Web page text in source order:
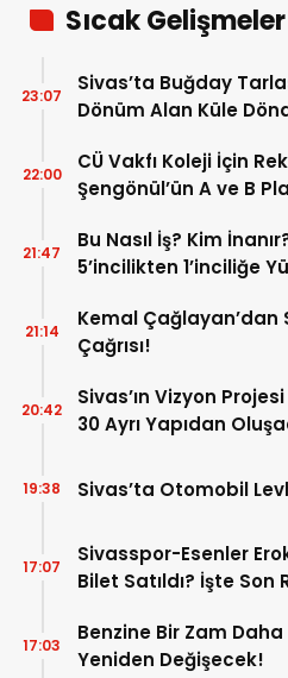
Sıcak Gelişmeler
Sivas’ta Buğday
Dönüm Alan Küle
23:07
CÜ Vakfı Koleji İçin
Şengönül’ün A ve B
22:00
Bu Nasıl İş? Kim
5’incilikten 1’inciliğe
21:47
Kemal Çağlayan’dan
Çağrısı!
21:14
Sivas’ın Vizyon
30 Ayrı Yapıdan
20:42
Sivas’ta Otomobil
19:38
Sivasspor-Esenler
Bilet Satıldı? İşte Son
17:07
Benzine Bir Zam
Yeniden Değişecek!
17:03